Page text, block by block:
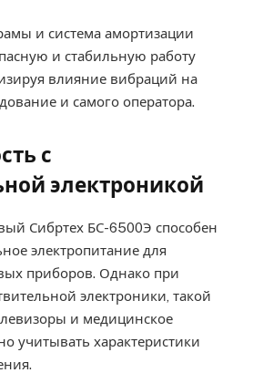
и система амортизации
и стабильную работу
влияние вибраций на
и самого оператора.
с
электроникой
Сибртех БС-6500Э способен
электропитание для
приборов. Однако при
электроники, такой
и медицинское
учитывать характеристики